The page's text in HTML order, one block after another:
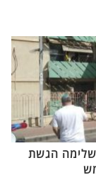
הגשת